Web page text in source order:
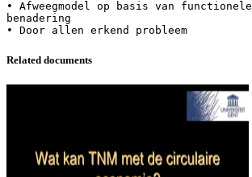
• Afweegmodel op basis van functionele
benadering
Related documents